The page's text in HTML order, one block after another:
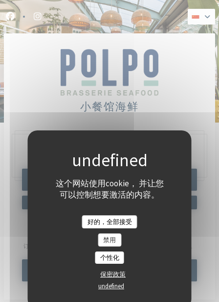
Cookie管理面板
这个网站使用cookie， 并让您
可以控制想要激活的内容。
好的，全部接受
禁用
个性化
保密政策
undefined
Facebook ((在新窗口中打开))
Instagram ((在新窗口中打开))
小餐馆海鲜
47, Quai Charles Pasqua,92300 Levallois-Perret
预订餐位
了解最新信息
订阅我们的时事通讯，通过电子邮件接收我们的个性化通讯和营销优惠。
订阅